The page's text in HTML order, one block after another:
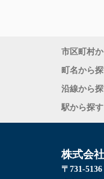
市区町村
町名から
沿線から
駅から探す
株式会
〒731-5136